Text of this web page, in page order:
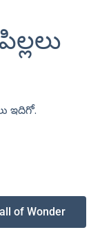
ఇదిగో.
of Wonder